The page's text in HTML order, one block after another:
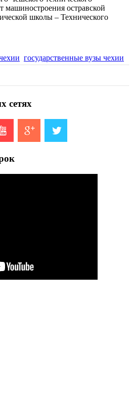
машиностроения остравской
школы – Технического
государственные вузы чехии
сетях